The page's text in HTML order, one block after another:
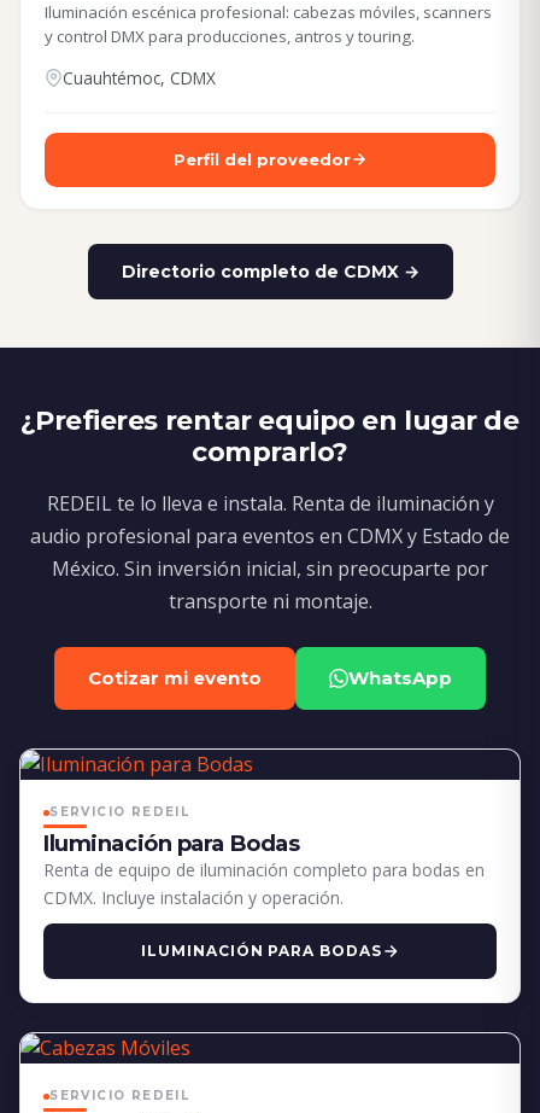
Iluminación escénica profesional: cabezas móviles, scanners
y control DMX para producciones, antros y touring.
Cuauhtémoc, CDMX
Perfil del proveedor
Directorio completo de CDMX →
¿Prefieres rentar equipo en lugar de
comprarlo?
REDEIL te lo lleva e instala. Renta de iluminación y
audio profesional para eventos en CDMX y Estado de
México. Sin inversión inicial, sin preocuparte por
transporte ni montaje.
Cotizar mi evento WhatsApp
SERVICIO REDEIL
Iluminación para Bodas
Renta de equipo de iluminación completo para bodas en
CDMX. Incluye instalación y operación.
ILUMINACIÓN PARA BODAS
SERVICIO REDEIL